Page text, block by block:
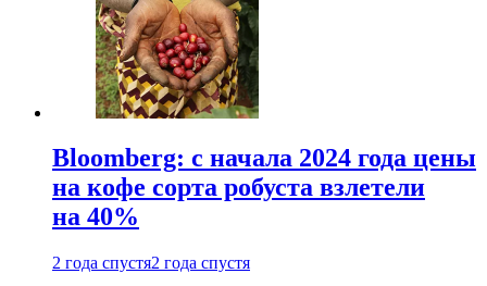
Bloomberg: с начала 2024 года цены
на кофе сорта робуста взлетели
на 40%
2 года спустя2 года спустя